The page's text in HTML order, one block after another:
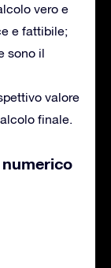
vero e
e fattibile;
sono il
valore
finale.